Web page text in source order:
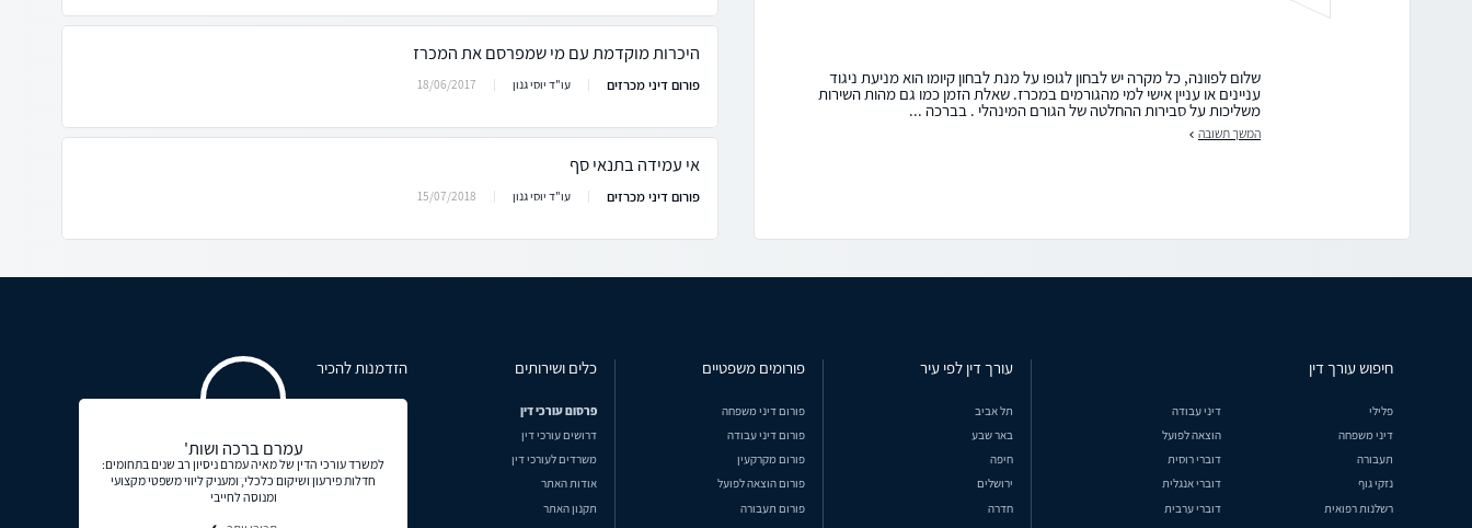
שלום לפוונה, כל מקרה יש לבחון לגופו על מנת לבחון קיומו הוא מניעת ניגוד
עניינים או עניין אישי למי מהגורמים במכרז. שאלת הזמן כמו גם מהות השירות
משליכות על סבירות ההחלטה של הגורם המינהלי . בברכה ...
המשך תשובה
היכרות מוקדמת עם מי שמפרסם את המכרז
פורום דיני מכרזים עו"ד יוסי גנון 18/06/2017
אי עמידה בתנאי סף
פורום דיני מכרזים עו"ד יוסי גנון 15/07/2018
חיפוש עורך דין
פלילי
דיני עבודה
דיני משפחה
הוצאה לפועל
תעבורה
דוברי רוסית
נזקי גוף
דוברי אנגלית
רשלנות רפואית
דוברי ערבית
עורך דין לפי עיר
תל אביב
באר שבע
חיפה
ירושלים
חדרה
פורומים משפטיים
פורום דיני משפחה
פורום דיני עבודה
פורום מקרקעין
פורום הוצאה לפועל
פורום תעבורה
כלים ושירותים
פרסום עורכי דין
דרושים עורכי דין
משרדים לעורכי דין
אודות האתר
תקנון האתר
הזדמנות להכיר
עמרם ברכה ושות'
למשרד עורכי הדין של מאיה עמרם ניסיון רב שנים בתחומים:
חדלות פירעון ושיקום כלכלי, ומעניק ליווי משפטי מקצועי
ומנוסה לחייבי